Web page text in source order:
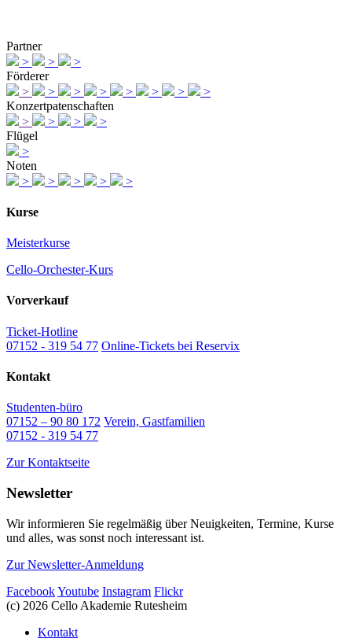
Partner
>
>
>
Förderer
>
> > > > > >
>
Konzertpatenschaften
>
> >
>
Flügel
>
Noten
>
> > > >
Kurse
Meisterkurse
Cello-Orchester-Kurs
Vorverkauf
Ticket-Hotline
07152 - 319 54 77 Online-Tickets bei Reservix
Kontakt
Studenten-büro
07152 – 90 80 172 Verein, Gastfamilien
07152 - 319 54 77
Zur Kontaktseite
Newsletter
Wir informieren Sie regelmäßig über Neuigkeiten, Termine, Kurse
und alles, was sonst noch interessant ist.
Zur Newsletter-Anmeldung
FacebookYoutube Instagram Flickr
(c) 2026 Cello Akademie Rutesheim
Kontakt